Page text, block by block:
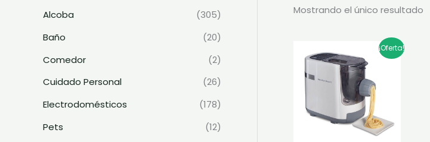
Alcoba
(305)
Baño
(20)
Comedor
(2)
Cuidado Personal
(26)
Electrodomésticos
(178)
Pets
(12)
Mostrando el único resultado
¡Oferta!
precio
original
era:
$1.219.900.
El
precio